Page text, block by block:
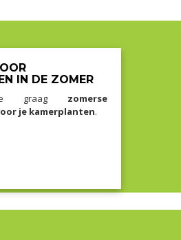
IN DE ZOMER
graag zomerse
je kamerplanten.